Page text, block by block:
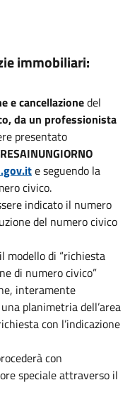
immobiliari:
e cancellazionedel
da un professionista
presentato
e seguendo la
civico.
indicato il numero
del numero civico
modello di “richiesta
di numero civico”
interamente
planimetria dell’area
con l’indicazione
con
speciale attraverso il